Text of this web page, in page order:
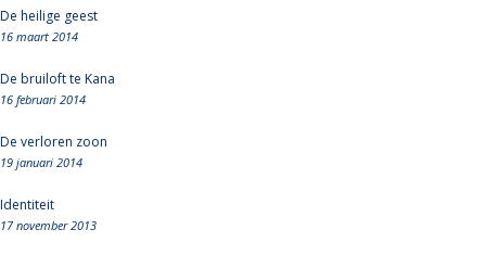
De heilige geest
16 maart 2014
De bruiloft te Kana
16 februari 2014
De verloren zoon
19 januari 2014
Identiteit
17 november 2013